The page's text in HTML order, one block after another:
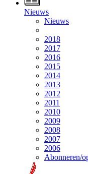
Nieuws
Nieuws
2018
2017
2016
2015
2014
2013
2012
2011
2010
2009
2008
2007
2006
Abonneren/